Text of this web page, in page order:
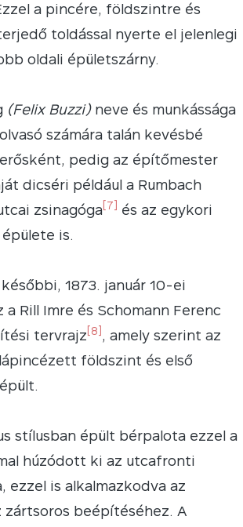
a pincére, földszintre és
toldással nyerte el jelenlegi
oldali épületszárny.
(Felix Buzzi) neve és munkássága
számára talán kevésbé
pedig az építőmester
dicséri például a Rumbach
zsinagóga [7]
és az egykori
is.
1873. január 10-ei
a Rill Imre és Schomann Ferenc
tervrajz [8] , amely szerint az
földszint és első
stílusban épült bérpalota ezzel a
húzódott ki az utcafronti
ezzel is alkalmazkodva az
zártsoros beépítéséhez. A